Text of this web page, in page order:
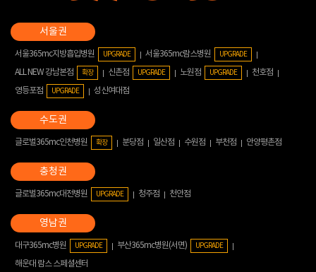
서울365mc지방흡입병원 UPGRADE 서울365mc람스병원 UPGRADE
ALL NEW 강남본점 확장 신촌점 UPGRADE 노원점 UPGRADE
천호점
영등포점
UPGRADE 성신여대점
글로벌365mc인천병원 확장 분당점 일산점 수원점 부천점 안양평촌점
글로벌365mc대전병원 UPGRADE 청주점 천안점
대구365mc병원 UPGRADE 부산365mc병원(서면) UPGRADE
해운대 람스 스페셜센터